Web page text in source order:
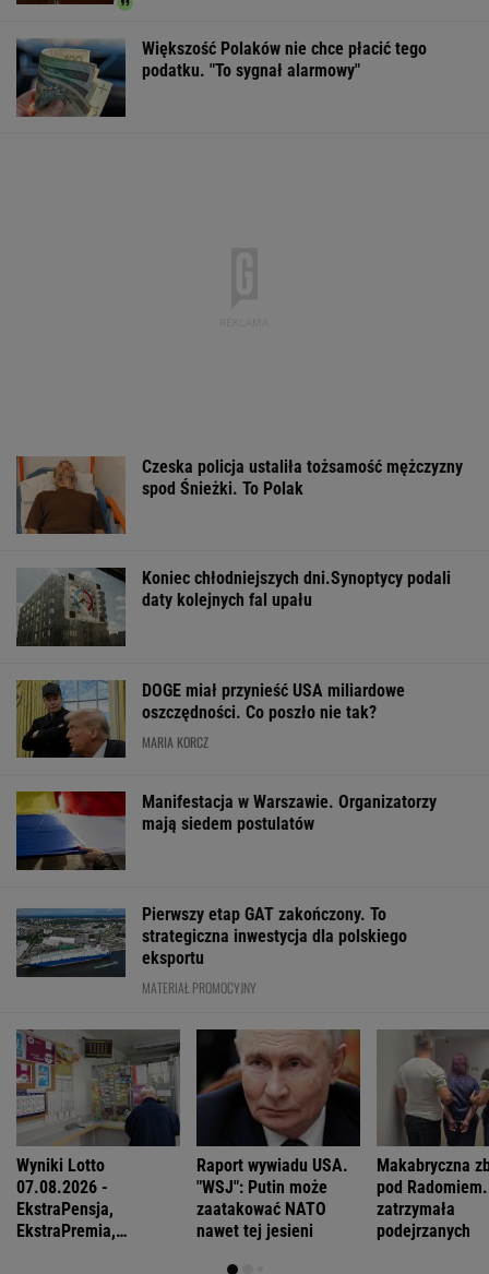
Większość Polaków nie chce płacić tego
podatku. "To sygnał alarmowy"
Czeska policja ustaliła tożsamość mężczyzny
spod Śnieżki. To Polak
Koniec chłodniejszych dni.Synoptycy podali
daty kolejnych fal upału
DOGE miał przynieść USA miliardowe
oszczędności. Co poszło nie tak?
MARIA KORCZ
Manifestacja w Warszawie. Organizatorzy
mają siedem postulatów
Pierwszy etap GAT zakończony. To
strategiczna inwestycja dla polskiego
eksportu
MATERIAŁ PROMOCYJNY
Wyniki Lotto
07.08.2026 -
EkstraPensja,
EkstraPremia,
Raport wywiadu USA.
"WSJ": Putin może
zaatakować NATO
nawet tej jesieni
Makabryczna
pod
zatrzymała
podejrzanych